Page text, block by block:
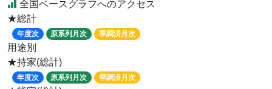
全国ベースグラフへのアクセス
★総計
年度次 原系列月次 季調済月次
用途別
★持家(総計)
年度次 原系列月次 季調済月次